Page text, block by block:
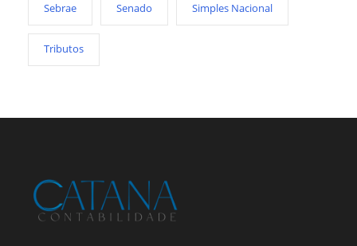
Sebrae Senado Simples Nacional
Tributos